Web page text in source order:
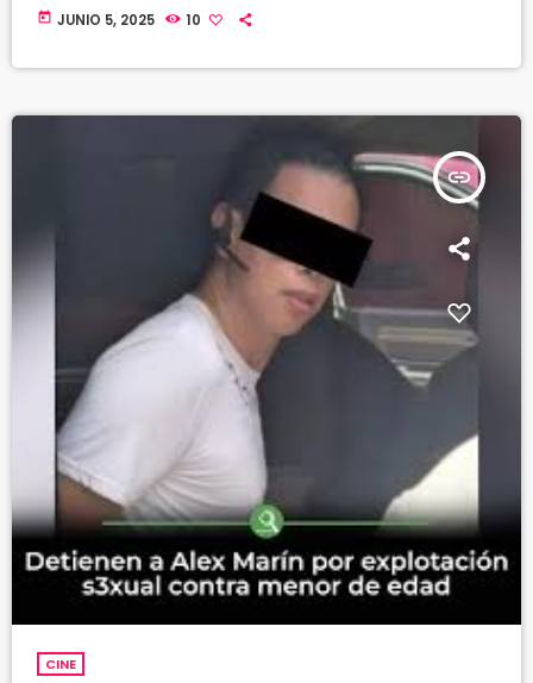
X empezó a difundirse que el ícono del rock & roll había fallecido
today JUNIO 5, 2025 10
insert_link
CINE